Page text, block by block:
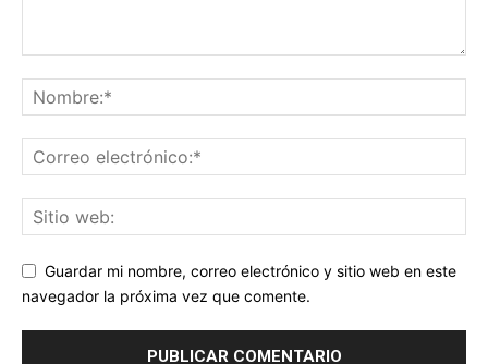
Guardar mi nombre, correo electrónico y sitio web en este
navegador la próxima vez que comente.